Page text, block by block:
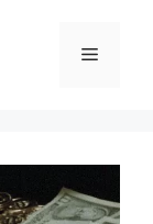
Menu